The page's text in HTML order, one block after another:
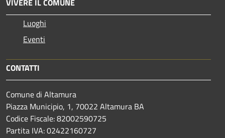
VIVERE IL COMUNE
Luoghi
Eventi
CONTATTI
Comune di Altamura
Piazza Municipio, 1, 70022 Altamura BA
Codice Fiscale: 82002590725
Partita IVA: 02422160727